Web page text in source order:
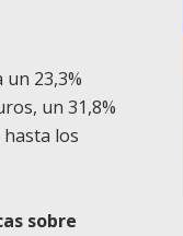
un 23,3%
un 31,8%
los
sobre